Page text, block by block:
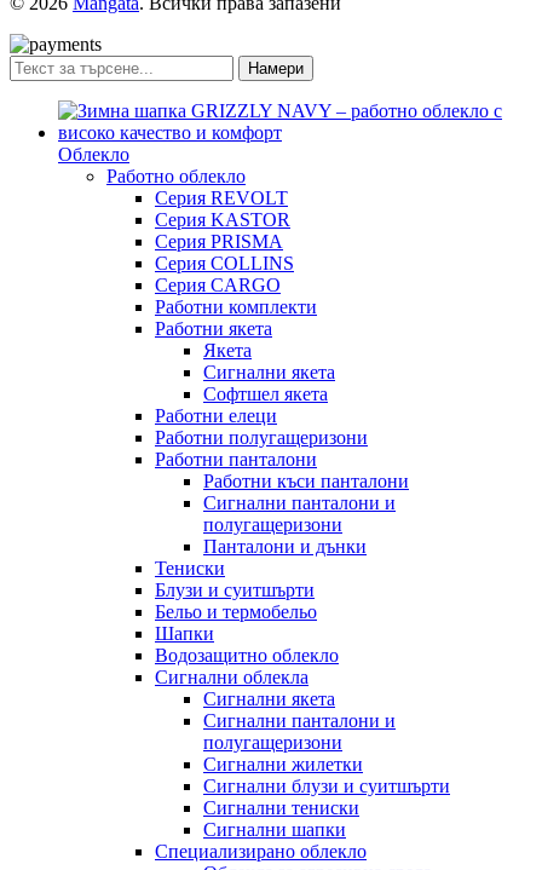
Намери
Облекло
Работно облекло
Серия REVOLT
Серия KASTOR
Серия PRISMA
Серия COLLINS
Серия CARGO
Работни комплекти
Работни якета
Якета
Сигнални якета
Софтшел якета
Работни елеци
Работни полугащеризони
Работни панталони
Работни къси панталони
Сигнални панталони и
полугащеризони
Панталони и дънки
Тениски
Блузи и суитшърти
Бельо и термобельо
Шапки
Водозащитно облекло
Сигнални облекла
Сигнални якета
Сигнални панталони и
полугащеризони
Сигнални жилетки
Сигнални блузи и суитшърти
Сигнални тениски
Сигнални шапки
Специализирано облекло